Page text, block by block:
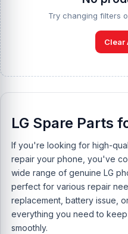
Try changing filters
Clear
LG Spare Parts
If you're looking for high-
repair your phone, you've
wide range of genuine LG
perfect for various repair
replacement, battery issue,
everything you need to
smoothly.